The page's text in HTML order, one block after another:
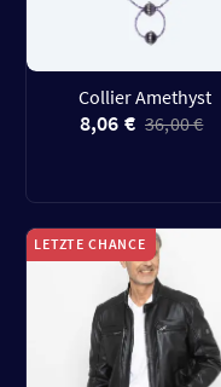
Collier Amethyst
8,06 € 36,00 €
LETZTE CHANCE